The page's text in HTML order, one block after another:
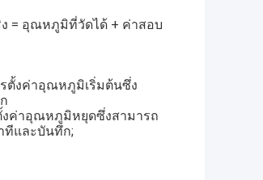
= อุณหภูมิที่วัดได้ + ค่าสอบ
รตั้งค่าอุณหภูมิเริ่มต้นซึ่ง
งค่าอุณหภูมิหยุดซึ่งสามารถ
ทีและบันทึก;